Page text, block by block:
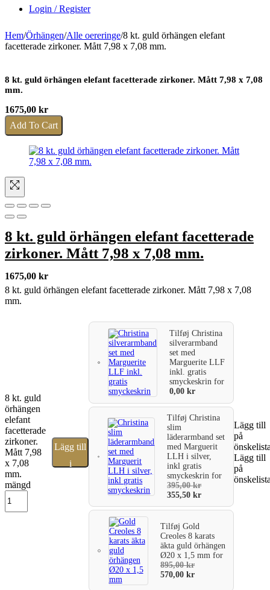
Login / Register
Hem/Örhängen/Alle oereringe/8 kt. guld örhängen elefant
facetterade zirkoner. Mått 7,98 x 7,08 mm.
8 kt. guld örhängen elefant facetterade zirkoner. Mått 7,98 x 7,08
mm.
1675,00 kr
Add To Cart
8 kt. guld örhängen elefant facetterade
zirkoner. Mått 7,98 x 7,08 mm.
1675,00 kr
8 kt. guld örhängen elefant facetterade zirkoner. Mått 7,98 x 7,08
mm.
8 kt. guld
örhängen
elefant
facetterade
zirkoner.
Mått 7,98
x 7,08
mm.
mängd
Lägg till
i
TilføjChristina
silverarmband
set med
Marguerite LLF
inkl. gratis
smyckeskrinfor
0,00kr
TilføjChristina
slim
läderarmband set
med Marguerit
LLH i silver,
inkl gratis
smyckeskrinfor
395,00kr
355,50kr
TilføjGold
Creoles 8 karats
äkta guld örhängen
Ø20 x 1,5 mmfor
895,00kr
570,00kr
Lägg till
på
Lägg till
på